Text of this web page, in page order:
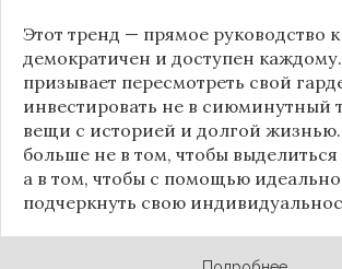
Этот тренд — прямое руководство
демократичен и доступен
призывает пересмотреть свой
инвестировать не в сиюминутный
вещи с историей и долгой жизнью.
больше не в том, чтобы
а в том, чтобы с помощью
подчеркнуть свою